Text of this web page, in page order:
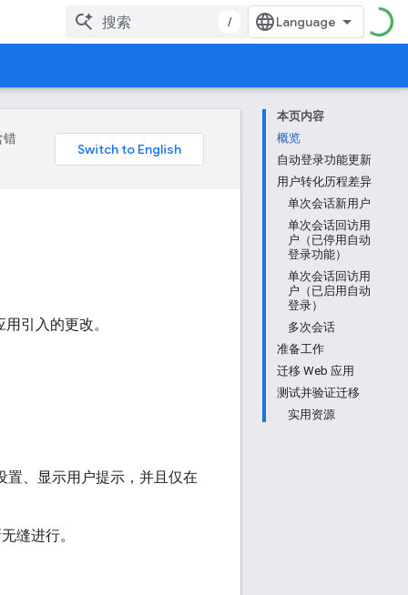
/
本页内容
概览
自动登录功能更新
用户转化历程差异
单次会话新用户
单次会话回访用
户（已停用自动
登录功能）
单次会话回访用
户（已启用自动
登录）
多次会话
准备工作
迁移 Web 应用
测试并验证迁移
实用资源
错
引入的更改。
置、显示用户提示，并且仅在
缝进行。